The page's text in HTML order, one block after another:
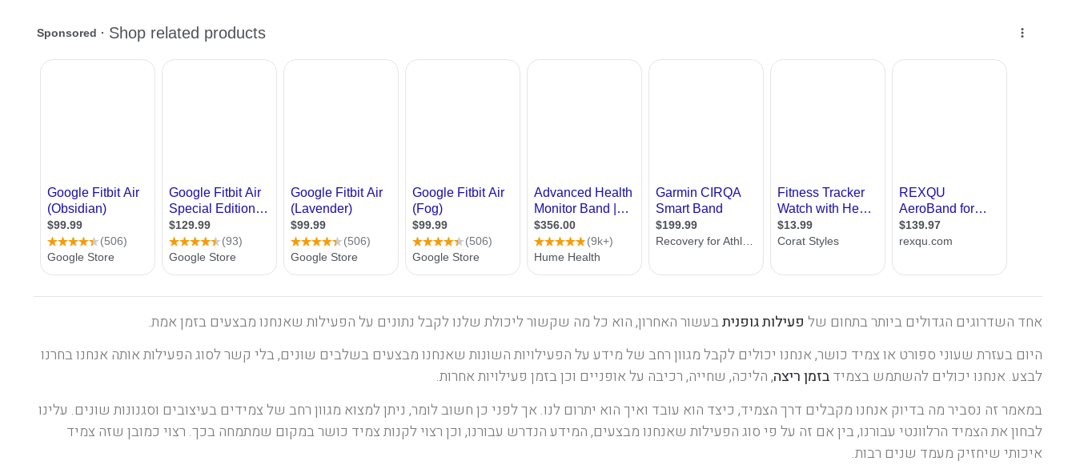
אחד השדרוגים הגדולים ביותר בתחום של פעילות גופניתבעשור האחרון, הוא כל מה שקשור ליכולת שלנו לקבל נתונים על הפעילות שאנחנו מבצעים בזמן אמת.
היום בעזרת שעוני ספורט או צמיד כושר, אנחנו יכולים לקבל מגוון רחב של מידע על הפעילויות השונות שאנחנו מבצעים בשלבים שונים, בלי קשר לסוג הפעילות אותה אנחנו בחרנו
לבצע. אנחנו יכולים להשתמש בצמידבזמן ריצה, הליכה, שחייה, רכיבה על אופניים וכן בזמן פעילויות אחרות.
במאמר זה נסביר מה בדיוק אנחנו מקבלים דרך הצמיד, כיצד הוא עובד ואיך הוא יתרום לנו. אך לפני כן חשוב לומר, ניתן למצוא מגוון רחב של צמידים בעיצובים וסגנונות שונים. עלינו
לבחון את הצמיד הרלוונטי עבורנו, בין אם זה על פי סוג הפעילות שאנחנו מבצעים, המידע הנדרש עבורנו, וכן רצוי לקנות צמיד כושר במקום שמתמחה בכך. רצוי כמובן שזה צמיד
איכותי שיחזיק מעמד שנים רבות.